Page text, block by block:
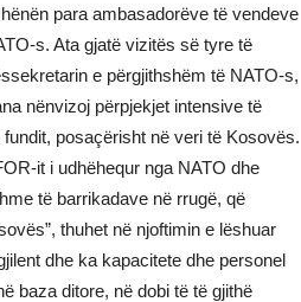
para ambasadorëve të vendeve
s. Ata gjatë vizitës së tyre të
e përgjithshëm të NATO-s,
nënvizoj përpjekjet intensive të
posaçërisht në veri të Kosovës.
it i udhëhequr nga NATO dhe
të barrikadave në rrugë, që
thuhet në njoftimin e lëshuar
dhe ka kapacitete dhe personel
baza ditore, në dobi të të gjithë